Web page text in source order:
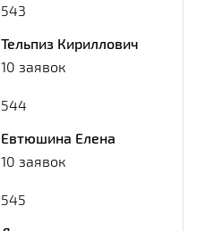
543
Тельпиз Кириллович
10 заявок
544
Евтюшина Елена
10 заявок
545